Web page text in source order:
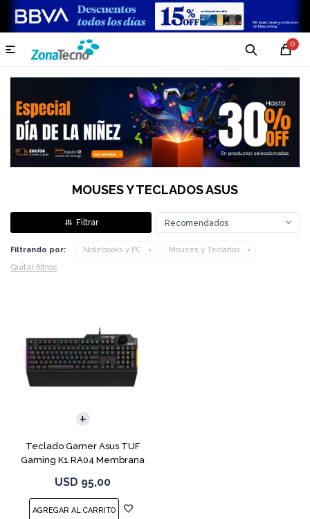
0

MOUSES Y TECLADOS ASUS
Recomendados
Filtrando por: Notebooks y PC Mouses y Teclados
Quitar filtros
Teclado Gamer Asus TUF
Gaming K1 RA04 Membrana
USD 95,00